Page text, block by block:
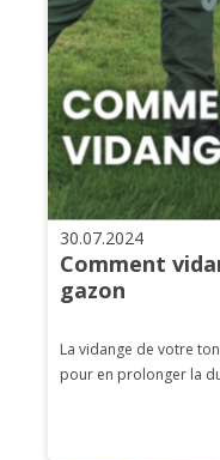
30.07.2024
Comment
gazon
La vidange de votre
pour en prolonger la